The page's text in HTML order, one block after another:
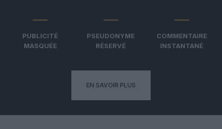
PUBLICITÉ
MASQUÉE
PSEUDONYME
RÉSERVÉ
COMMENTAIRE
INSTANTANÉ
EN SAVOIR PLUS